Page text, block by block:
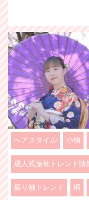
へアスタイル 小物
成人式振袖トレンド情
振り袖トレンド 柄